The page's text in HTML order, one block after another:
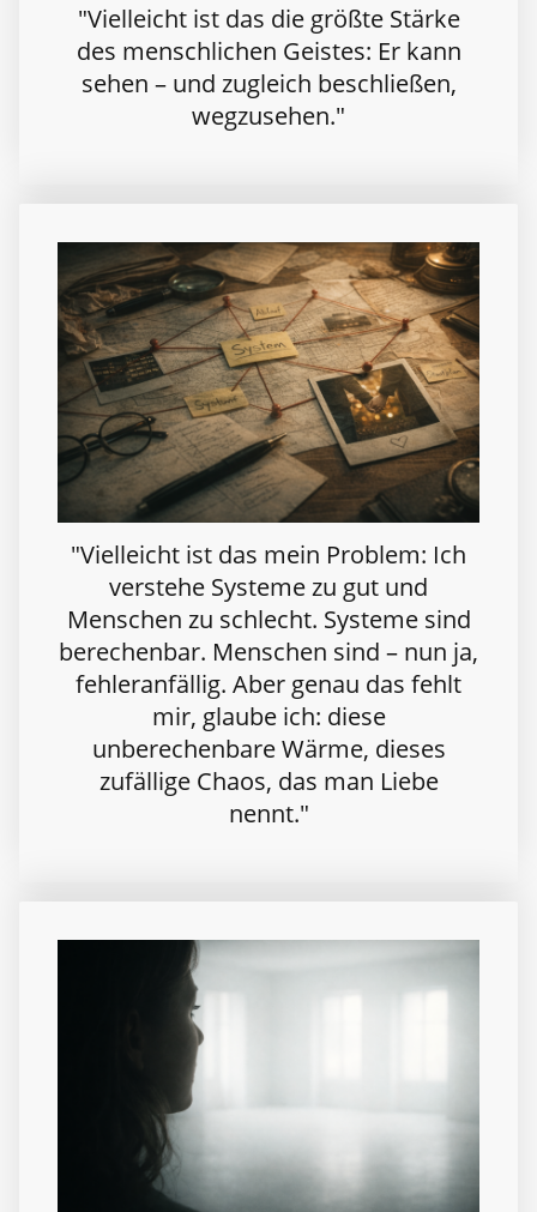
"Vielleicht ist das die größte Stärke
des menschlichen Geistes: Er kann
sehen – und zugleich beschließen,
wegzusehen."
"Vielleicht ist das mein Problem: Ich
verstehe Systeme zu gut und
Menschen zu schlecht. Systeme sind
berechenbar. Menschen sind – nun ja,
fehleranfällig. Aber genau das fehlt
mir, glaube ich: diese
unberechenbare Wärme, dieses
zufällige Chaos, das man Liebe
nennt."